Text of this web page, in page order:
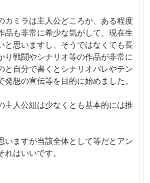
カミラは主人公どころか、ある程度
品も非常に希少な気がして、現在生
と思いますし、そうではなくても長
り戦闘やシナリオ等の作品が非常に
と自分で書くとシナリオバレやテン
想の宣伝等を目的に始めました。
主人公組は少なくとも基本的には推
いますが当該全体として等だとアン
はいいです。